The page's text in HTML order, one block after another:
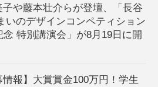
子や藤本壮介らが登壇、「長谷
いのデザインコンペティション
念 特別講演会」が8月19日に開
情報】大賞賞金100万円！学生